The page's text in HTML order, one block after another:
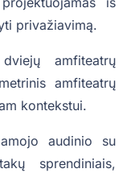
privažiavimą.
amfiteatrų
amfiteatrų
kontekstui.
audinio su
sprendiniais,